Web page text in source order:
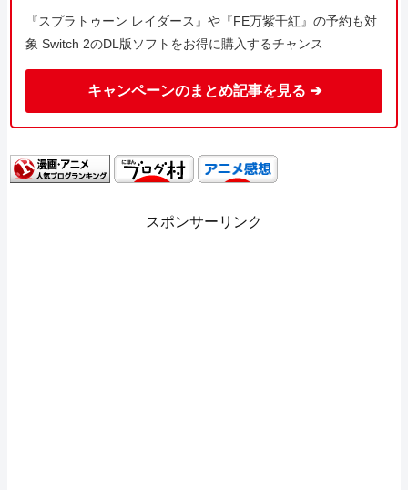
『スプラトゥーン レイダース』や『FE万紫千紅』の予約も対
象 Switch 2のDL版ソフトをお得に購入するチャンス
キャンペーンのまとめ記事を見る ➔
スポンサーリンク